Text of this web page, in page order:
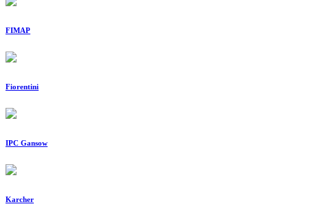
FIMAP
Fiorentini
IPC Gansow
Karcher